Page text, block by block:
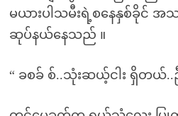
မယားပါသမီးရဲ့စနေနှစ်ခိုင် အသ
ဆုပ်နယ်နေသည် ။
“ ခစခ် စ်..သုံးဆယ့်ငါး ရှိတယ်..